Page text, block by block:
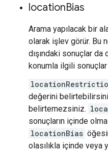
locationBias
Arama yapılacak bir
olarak işlev görür. Bu
dışındaki sonuçlar
konumla ilgili
değerini
belirtemezsiniz.
sonuçların içinde
locationBias
olasılıkla içinde veya